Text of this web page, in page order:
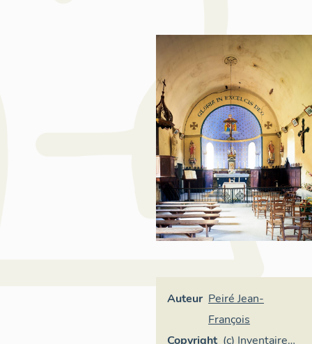
Auteur Peiré Jean-
François
Copyright (c) Inventaire